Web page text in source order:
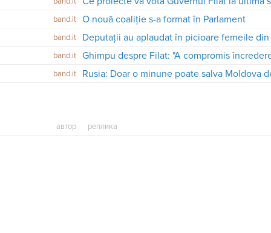
band.it O nouă coaliție s-a format în Parlament
band.it Deputații au aplaudat în picioare femeile din
band.it
band.it
Rusia: Doar o minune poate salva Moldova
автор реплика